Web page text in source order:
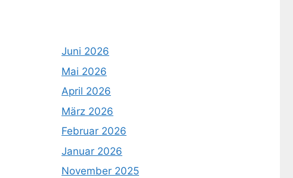
Juni 2026
Mai 2026
April 2026
März 2026
Februar 2026
Januar 2026
November 2025